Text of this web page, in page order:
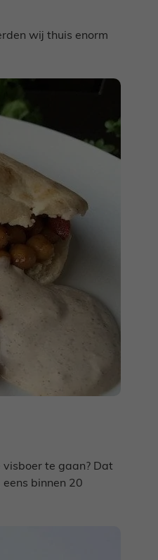
wij thuis enorm
visboer te gaan? Dat
eens binnen 20